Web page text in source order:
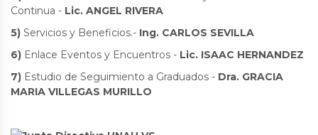
Continua - Lic. ANGEL RIVERA
5) Servicios y Beneficios.- Ing. CARLOS SEVILLA
6) Enlace Eventos y Encuentros - Lic. ISAAC HERNANDEZ
7) Estudio de Seguimiento a Graduados - Dra. GRACIA
MARIA VILLEGAS MURILLO